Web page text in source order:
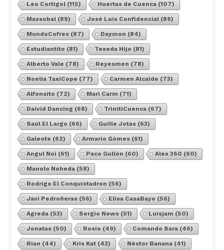
Leo Cortigol(115) Huertas de Cuenca(107)
Massobal(89) José Luis Confidencial(89)
MundoCofrex(87) Daymon (84)
Estudiantito (81) Texeda Hijo (81)
Alberto Vale (78) Reyesmen (78)
Noelia TaxiCope (77) Carmen Alcaide (73)
Alfonsito (72) Mari Carm (71)
Daivid Dancing (68) TrinitiCuenca(67)
Saúl El Largo (66) Guille Jotas(63)
Galeote (62) Armario Gómes(61)
Angul Noi (61) Paco Gullón (60) Alex 360 (60)
Manolo Noheda(58)
Rodrigo El Conquistadron (56)
Javi Pedroñeras(56) Elisa CasaBayo (56)
Agreda(53) Sergio News(51) Luisjam (50)
Jonatas(50) Rosio (49) Comando Sara(46)
Rian (44) Kris Kat(43) Néstor Banana(41)